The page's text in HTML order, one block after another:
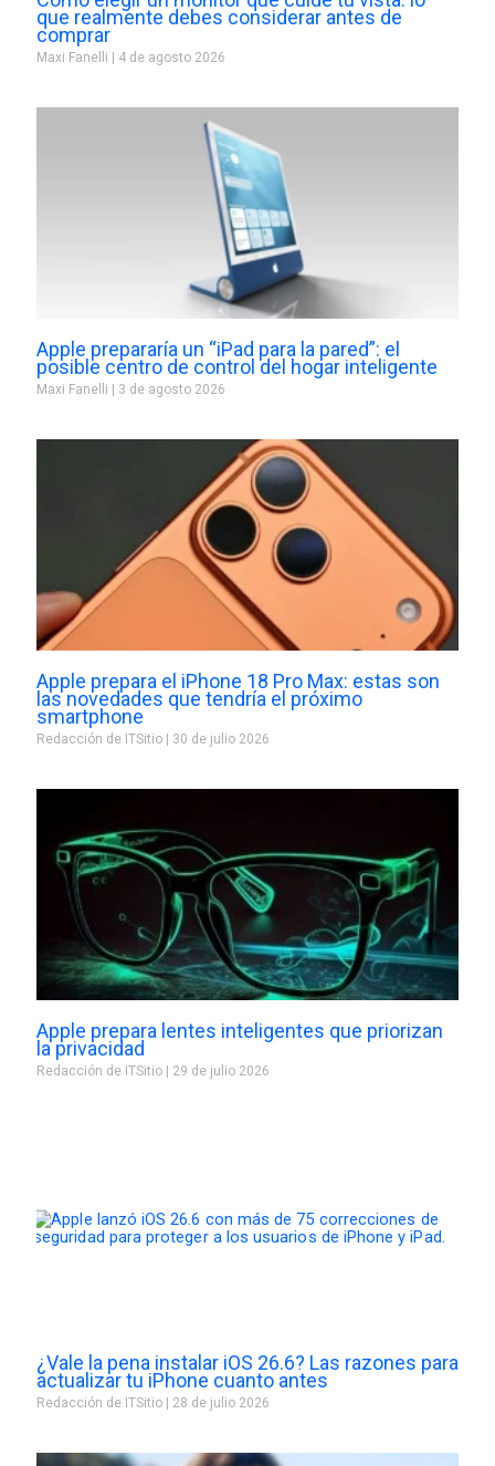
que realmente debes considerar antes de
comprar
Maxi Fanelli 4 de agosto 2026
Apple prepararía un “iPad para la pared”: el
posible centro de control del hogar inteligente
Maxi Fanelli 3 de agosto 2026
Apple prepara el iPhone 18 Pro Max: estas son
las novedades que tendría el próximo
smartphone
Redacción de ITSitio 30 de julio 2026
Apple prepara lentes inteligentes que priorizan
la privacidad
Redacción de ITSitio 29 de julio 2026
¿Vale la pena instalar iOS 26.6? Las razones para
actualizar tu iPhone cuanto antes
Redacción de ITSitio 28 de julio 2026